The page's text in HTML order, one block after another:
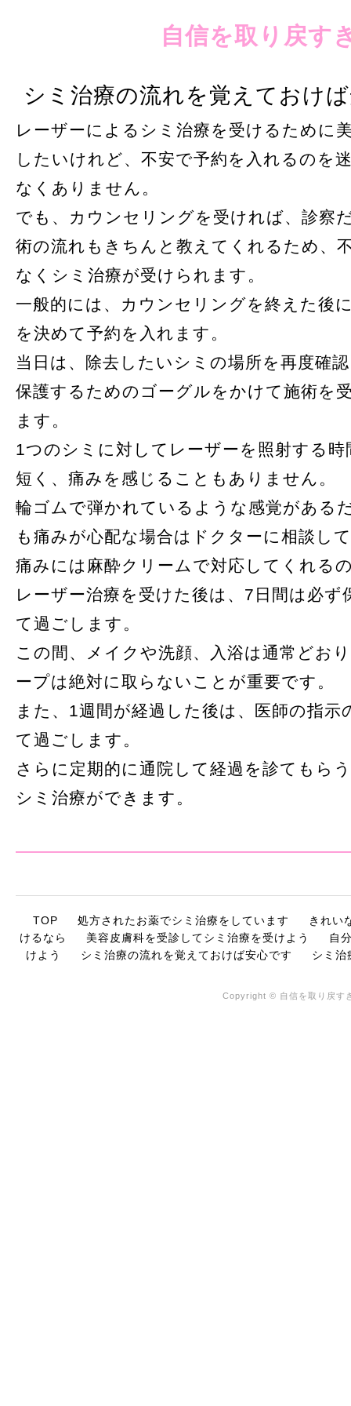
自信を取り戻す
シミ治療の流れを覚えておけ
レーザーによるシミ治療を受けるために
したいけれど、不安で予約を入れるのを
なくありません。
でも、カウンセリングを受ければ、診察
術の流れもきちんと教えてくれるため、
なくシミ治療が受けられます。
一般的には、カウンセリングを終えた後
を決めて予約を入れます。
当日は、除去したいシミの場所を再度確
保護するためのゴーグルをかけて施術を
ます。
1つのシミに対してレーザーを照射する
短く、痛みを感じることもありません。
輪ゴムで弾かれているような感覚がある
も痛みが心配な場合はドクターに相談し
痛みには麻酔クリームで対応してくれる
レーザー治療を受けた後は、7日間は必ず
て過ごします。
この間、メイクや洗顔、入浴は通常どお
ープは絶対に取らないことが重要です。
また、1週間が経過した後は、医師の指示
て過ごします。
さらに定期的に通院して経過を診てもら
シミ治療ができます。
TOP 処方されたお薬でシミ治療をしています
きれい
けるなら
美容皮膚科を受診してシミ治療を受けよう
自
けよう
シミ治療の流れを覚えておけば安心です シミ治
Copyright © 自信を取り戻す